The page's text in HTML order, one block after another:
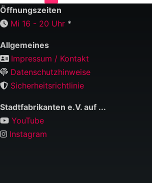
Öffnungszeiten
Mi 16 - 20 Uhr *
Allgemeines
Impressum / Kontakt
Datenschutzhinweise
Sicherheitsrichtlinie
Stadtfabrikanten e.V. auf ...
YouTube
Instagram